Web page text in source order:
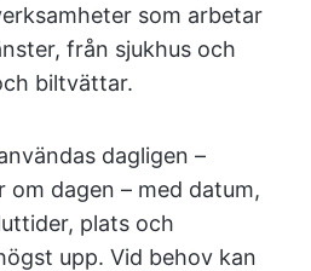
som arbetar
från sjukhus och
biltvättar.
dagligen –
om dagen – med datum,
plats och
upp. Vid behov kan